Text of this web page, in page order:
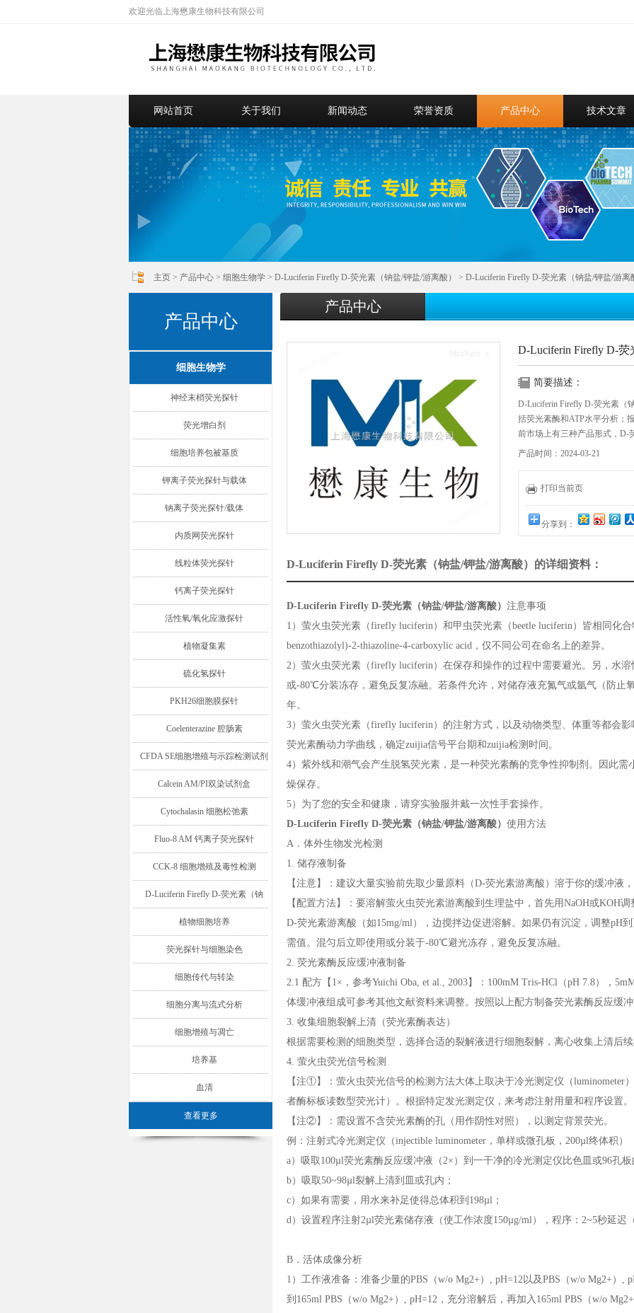
欢迎光临上海懋康生物科技有限公司
网站首页 关于我们 新闻动态 荣誉资质 产品中心 技术文章
主页 > 产品中心 > 细胞生物学 > D-Luciferin Firefly D-荧光素（钠盐/钾盐/游离酸） > D-Luciferin Firefly D-荧光素（钠盐/钾盐/游离
产品中心
细胞生物学
神经末梢荧光探针
荧光增白剂
细胞培养包被基质
钾离子荧光探针与载体
钠离子荧光探针/载体
内质网荧光探针
线粒体荧光探针
钙离子荧光探针
活性氧/氧化应激探针
植物凝集素
硫化氢探针
PKH26细胞膜探针
Coelenterazine 腔肠素
CFDA SE细胞增殖与示踪检测试剂
盒
Calcein AM/PI双染试剂盒
Cytochalasin 细胞松弛素
Fluo-8 AM 钙离子荧光探针
CCK-8 细胞增殖及毒性检测
D-Luciferin Firefly D-荧光素（钠
盐/钾盐/游离酸）
植物细胞培养
荧光探针与细胞染色
细胞传代与转染
细胞分离与流式分析
细胞增殖与凋亡
培养基
血清
查看更多
产品中心
D-Luciferin Firefly D-
简要描述：
D-Luciferin Firefly D-荧光素（
括荧光素酶和ATP水平分析；
前市场上有三种产品形式，D-
荧光素（钾盐）。
产品时间：2024-03-21
打印当前页
分享到：
D-Luciferin Firefly D-荧光素（钠盐/钾盐/游离酸）的详细资料：
D-Luciferin Firefly D-荧光素（钠盐/钾盐/游离酸） 注意事项
1）萤火虫荧光素（firefly luciferin）和甲虫荧光素（beetle luciferin）皆相同化
benzothiazolyl)-2-thiazoline-4-carboxylic acid，仅不同公司在命名上的差异。
2）萤火虫荧光素（firefly luciferin）在保存和操作的过程中需要避光。另，水
或-80℃分装冻存，避免反复冻融。若条件允许，对储存液充氮气或氩气（防止
年。
3）萤火虫荧光素（firefly luciferin）的注射方式，以及动物类型、体重等都会
荧光素酶动力学曲线，确定zuijia信号平台期和zuijia检测时间。
4）紫外线和潮气会产生脱氢荧光素，是一种荧光素酶的竞争性抑制剂。因此
燥保存。
5）为了您的安全和健康，请穿实验服并戴一次性手套操作。
D-Luciferin Firefly D-荧光素（钠盐/钾盐/游离酸） 使用方法
A．体外生物发光检测
1. 储存液制备
【注意】：建议大量实验前先取少量原料（D-荧光素游离酸）溶于你的缓冲液
【配置方法】：要溶解萤火虫荧光素游离酸到生理盐中，首先用NaOH或KOH
D-荧光素游离酸（如15mg/ml），边搅拌边促进溶解。如果仍有沉淀，调整pH
需值。混匀后立即使用或分装于-80℃避光冻存，避免反复冻融。
2. 荧光素酶反应缓冲液制备
2.1 配方【1×，参考Yuichi Oba, et al., 2003】：100mM Tris-HCl（pH 7.8），
体缓冲液组成可参考其他文献资料来调整。按照以上配方制备荧光素酶反应缓
3. 收集细胞裂解上清（荧光素酶表达）
根据需要检测的细胞类型，选择合适的裂解液进行细胞裂解，离心收集上清后
4. 萤火虫荧光信号检测
【注①】：萤火虫荧光信号的检测方法大体上取决于冷光测定仪（luminometer
者酶标板读数型荧光计）。根据特定发光测定仪，来考虑注射用量和程序设置。
【注②】：需设置不含荧光素酶的孔（用作阴性对照），以测定背景荧光。
例：注射式冷光测定仪（injectible luminometer，单样或微孔板，200µl终体积）
a）吸取100µl荧光素酶反应缓冲液（2×）到一干净的冷光测定仪比色皿或96孔
b）吸取50~98µl裂解上清到皿或孔内；
c）如果有需要，用水来补足使得总体积到198µl；
d）设置程序注射2µl荧光素储存液（使工作浓度150µg/ml），程序：2~5秒延迟
B．活体成像分析
1）工作液准备：准备少量的PBS（w/o Mg2+）, pH=12以及PBS（w/o Mg2+）,
到165ml PBS（w/o Mg2+）, pH=12，充分溶解后，再加入165ml PBS（w/o